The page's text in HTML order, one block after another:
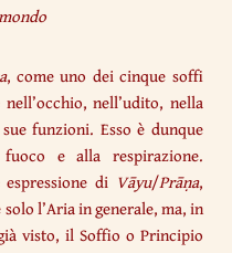
, come uno dei cinque soffi
nell’udito, nella
funzioni. Esso è dunque
e alla respirazione.
di Vāyu/Prāṇa,
l’Aria in generale, ma, in
visto, il Soffio o Principio